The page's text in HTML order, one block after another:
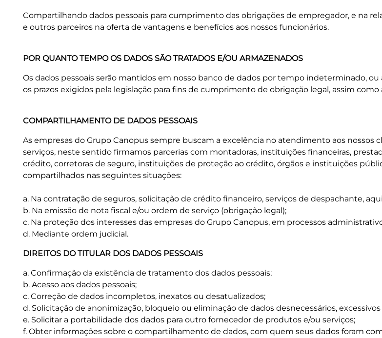
Compartilhando dados pessoais para cumprimento das obrigações de empregador, e na
e outros parceiros na oferta de vantagens e benefícios aos nossos funcionários.
POR QUANTO TEMPO OS DADOS SÃO TRATADOS E/OU ARMAZENADOS
Os dados pessoais serão mantidos em nosso banco de dados por tempo indeterminado,
os prazos exigidos pela legislação para fins de cumprimento de obrigação legal, assim como
COMPARTILHAMENTO DE DADOS PESSOAIS
As empresas do Grupo Canopus sempre buscam a excelência no atendimento aos nossos
serviços, neste sentido firmamos parcerias com montadoras, instituições financeiras,
crédito, corretoras de seguro, instituições de proteção ao crédito, órgãos e instituições
compartilhados nas seguintes situações:
a. Na contratação de seguros, solicitação de crédito financeiro, serviços de despachante,
b. Na emissão de nota fiscal e/ou ordem de serviço (obrigação legal);
c. Na proteção dos interesses das empresas do Grupo Canopus, em processos
d. Mediante ordem judicial.
DIREITOS DO TITULAR DOS DADOS PESSOAIS
a. Confirmação da existência de tratamento dos dados pessoais;
b. Acesso aos dados pessoais;
c. Correção de dados incompletos, inexatos ou desatualizados;
d. Solicitação de anonimização, bloqueio ou eliminação de dados desnecessários,
e. Solicitar a portabilidade dos dados para outro fornecedor de produtos e/ou serviços;
f. Obter informações sobre o compartilhamento de dados, com quem seus dados foram